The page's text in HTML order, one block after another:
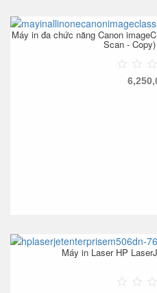
Máy in đa chức năng Canon
Scan -
Máy in Laser HP